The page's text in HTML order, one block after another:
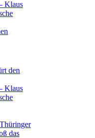
Klaus
den
Klaus
das